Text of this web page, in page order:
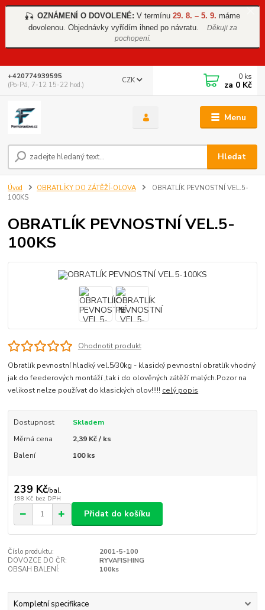
🎣 OZNÁMENÍ O DOVOLENÉ: V termínu 29. 8. – 5. 9. máme
dovolenou. Objednávky vyřídím ihned po návratu.
Děkuji za
pochopení.
Menu
CZK
Hledat
+420774939595
(Po-Pá, 7-12 15-22 hod.)
0 ks
za 0 Kč
Úvod OBRATLÍKY DO ZÁTĚŽÍ-OLOVA
OBRATLÍK PEVNOSTNÍ VEL.5-
100KS
OBRATLÍK PEVNOSTNÍ VEL.5-
100KS
Ohodnotit produkt
Obratlík pevnostní hladký vel.5/30kg - klasický pevnostní obratlík vhodný
jak do feederových montáží ,tak i do olověných zátěží malých.Pozor na
velikost nelze používat do klasických olov!!!!! celý popis
Dostupnost
Skladem
Měrná cena
2,39 Kč / ks
Balení
100 ks
239 Kč/bal.
198 Kč bez DPH
Přidat do košíku
Číslo produktu:
2001-5-100
DOVOZCE DO ČR:
RYVAFISHING
OBSAH BALENÍ:
100ks
Kompletní specifikace